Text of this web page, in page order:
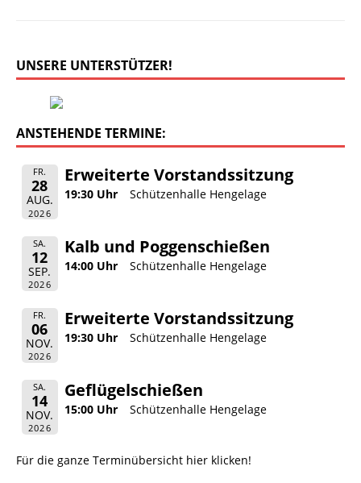
UNSERE UNTERSTÜTZER!
ANSTEHENDE TERMINE:
FR.
28
AUG.
2026
Erweiterte Vorstandssitzung
19:30 Uhr Schützenhalle Hengelage
SA.
12
SEP.
2026
Kalb und Poggenschießen
14:00 Uhr Schützenhalle Hengelage
FR.
06
NOV.
2026
Erweiterte Vorstandssitzung
19:30 Uhr Schützenhalle Hengelage
SA.
14
NOV.
2026
Geflügelschießen
15:00 Uhr Schützenhalle Hengelage
Für die ganze Terminübersicht hier klicken!